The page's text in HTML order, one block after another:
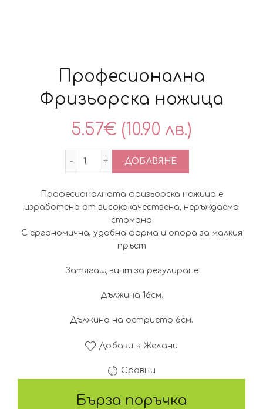
Професионална
Фризьорска ножица
5.57€ (10.90 лв.)
количество за Професионална
ДОБАВЯНЕ
Професионалната фризьорска ножица е
изработена от висококачествена, неръждаема
стомана
С ергономична, удобна форма и опора за малкия
пръст
Затягащ винт за регулиране
Дължина 16см.
Дължина на острието 6см.
Добави в Желани
Сравни
Бърза поръчка